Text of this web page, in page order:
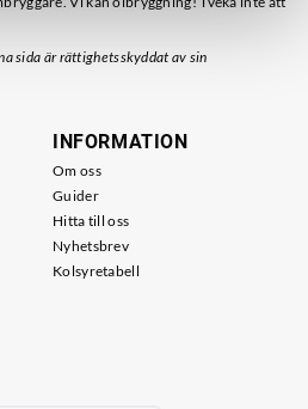
sida är rättighetsskyddat av sin
INFORMATION
Om oss
Guider
Hitta till oss
Nyhetsbrev
Kolsyretabell